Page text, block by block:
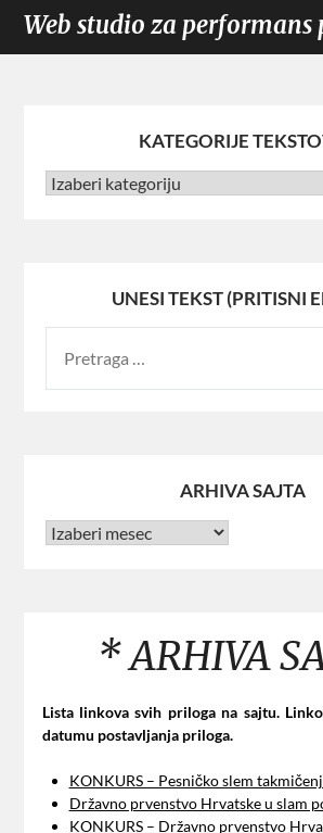
Web studio za performans
KATEGORIJE
UNESI TEKST (PRITISNI
ARHIVA SAJTA
* ARHIVA
Lista linkova svih priloga na sajtu.
datumu postavljanja priloga.
KONKURS – Pesničko slem
Državno prvenstvo Hrvatske u slam
KONKURS – Državno prvenstvo